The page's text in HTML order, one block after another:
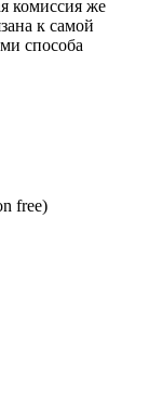
комиссия же
к самой
способа
free)